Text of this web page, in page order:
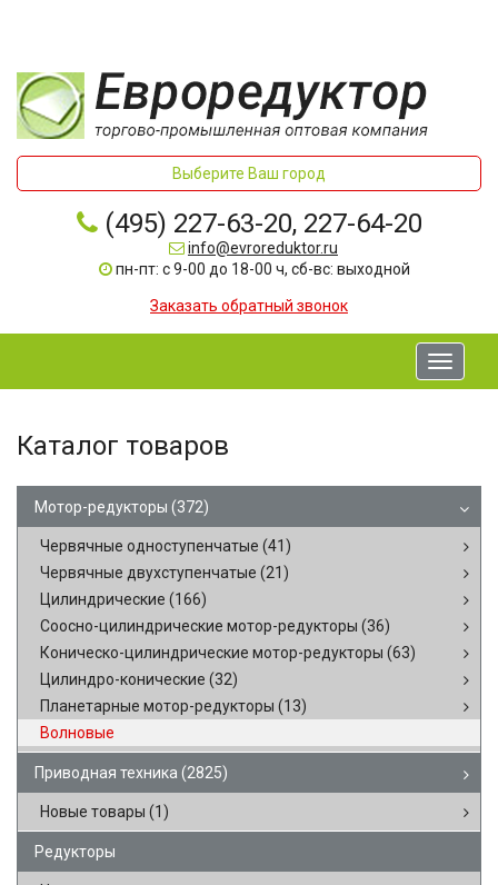
Выберите Ваш город
(495) 227-63-20, 227-64-20
info@evroreduktor.ru
пн-пт: с 9-00 до 18-00 ч, сб-вс: выходной
Заказать обратный звонок
Toggle
Каталог товаров
Мотор-редукторы (372)
Червячные одноступенчатые (41)
Червячные двухступенчатые (21)
Цилиндрические (166)
Соосно-цилиндрические мотор-редукторы (36)
Коническо-цилиндрические мотор-редукторы (63)
Цилиндро-конические (32)
Планетарные мотор-редукторы (13)
Волновые
Приводная техника (2825)
Новые товары (1)
Редукторы